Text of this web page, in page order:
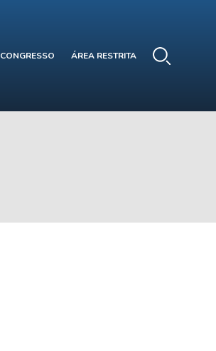
CONGRESSO ÁREA RESTRITA